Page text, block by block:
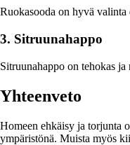
Ruokasooda on hyvä
3. Sitruunahappo
Sitruunahappo on tehokas
Yhteenveto
Homeen ehkäisy ja torjunta
ympäristönä. Muista myös